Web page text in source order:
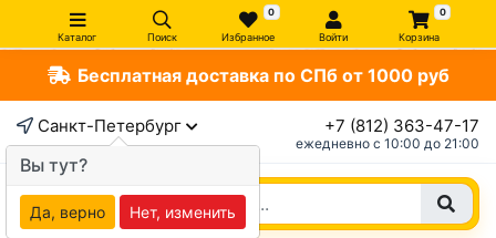
Каталог Поиск
0
Избранное Войти
0
Корзина
Бесплатная доставка по СПб от 1000 руб
Санкт-Петербург +7 (812) 363-47-17
ежедневно c 10:00 до 21:00
Вы тут?
Да, верно Нет, изменить